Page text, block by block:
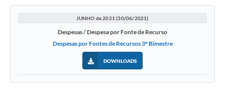
JUNHO de 2021 (30/06/2021)
Despesas / Despesa por Fonte de Recurso
Despesas por Fontes de Recursos 3º Bimestre
DOWNLOADS